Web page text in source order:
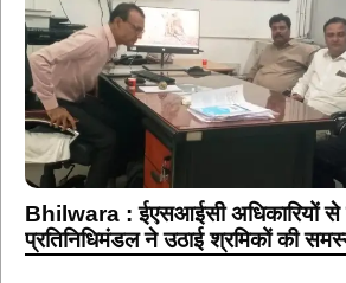
Bhilwara : ईएसआईसी अधिकारियों
प्रतिनिधिमंडल ने उठाई श्रमिकों की